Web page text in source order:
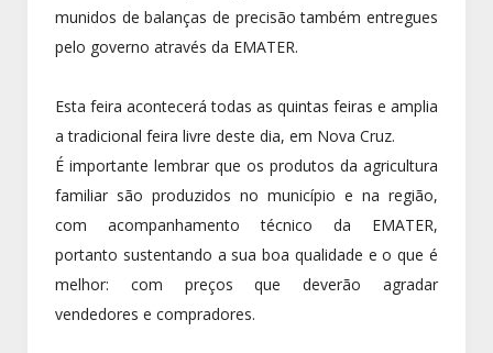
munidos de balanças de precisão também entregues
pelo governo através da EMATER.
Esta feira acontecerá todas as quintas feiras e amplia
a tradicional feira livre deste dia, em Nova Cruz.
É importante lembrar que os produtos da agricultura
familiar são produzidos no município e na região,
com acompanhamento técnico da EMATER,
portanto sustentando a sua boa qualidade e o que é
melhor: com preços que deverão agradar
vendedores e compradores.